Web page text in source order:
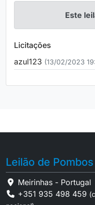
Este
Licitações
azul123 (13/02/2023
Leilão de Pombos
Meirinhas - Portugal
+351 935 498 459